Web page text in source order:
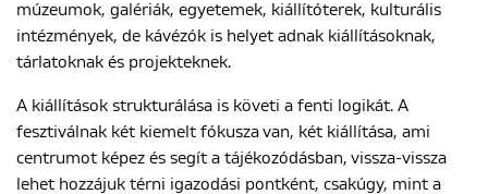
múzeumok, galériák, egyetemek, kiállítóterek, kulturális
intézmények, de kávézók is helyet adnak kiállításoknak,
tárlatoknak és projekteknek.
A kiállítások strukturálása is követi a fenti logikát. A
fesztiválnak két kiemelt fókusza van, két kiállítása, ami
centrumot képez és segít a tájékozódásban, vissza-vissza
lehet hozzájuk térni igazodási pontként, csakúgy, mint a